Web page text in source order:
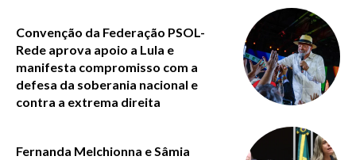
Convenção da Federação PSOL-
Rede aprova apoio a Lula e
manifesta compromisso com a
defesa da soberania nacional e
contra a extrema direita
Fernanda Melchionna e Sâmia